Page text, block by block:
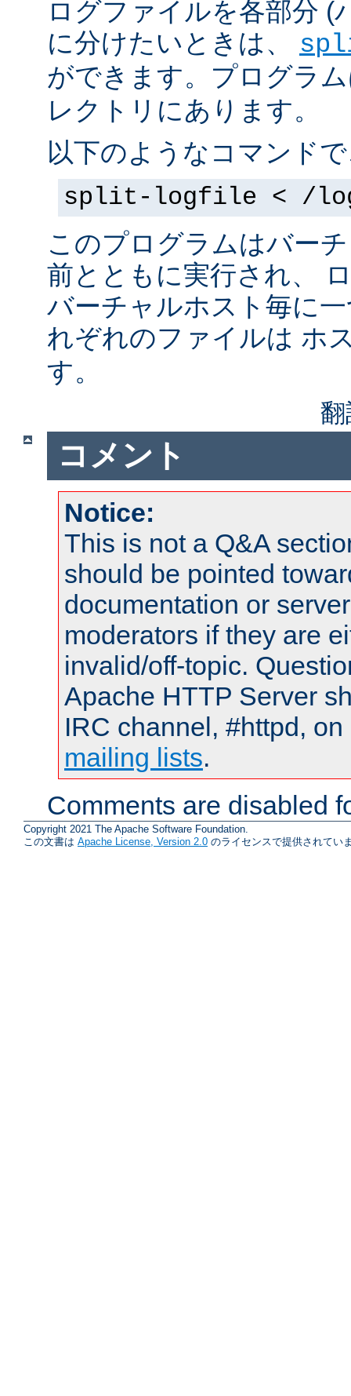
ログファイルを各部分 (
に分けたいときは、
ができます。プログラ
レクトリにあります。
以下のようなコマンド
split-logfile < /
このプログラムはバー
前とともに実行され、
バーチャルホスト毎に
れぞれのファイルは ホ
す。
コメント
Notice:
This is not a Q&A
should be pointed
documentation or
moderators if they are
invalid/off-topic.
Apache HTTP Server
IRC channel, #httpd,
mailing lists.
Comments are disabled
Copyright 2021 The Apache Software Foundation.
この文書は Apache License, Version 2.0 のライセンスで提供されてい